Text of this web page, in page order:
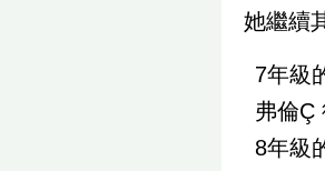
她繼續
7年級
弗倫Ç
8年級